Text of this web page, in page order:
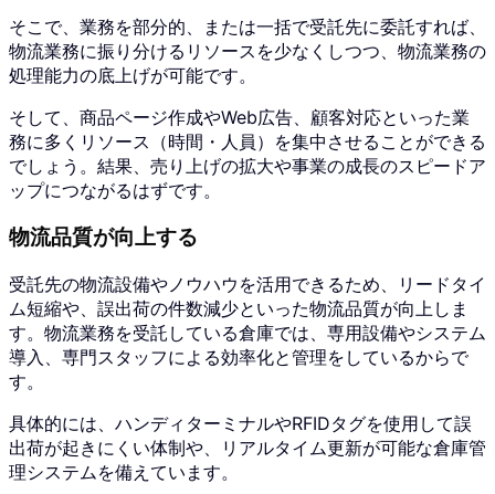
そこで、業務を部分的、または一括で受託先に委託すれば、
物流業務に振り分けるリソースを少なくしつつ、物流業務の
処理能力の底上げが可能です。
そして、商品ページ作成やWeb広告、顧客対応といった業
務に多くリソース（時間・人員）を集中させることができる
でしょう。結果、売り上げの拡大や事業の成長のスピードア
ップにつながるはずです。
物流品質が向上する
受託先の物流設備やノウハウを活用できるため、リードタイ
ム短縮や、誤出荷の件数減少といった物流品質が向上しま
す。物流業務を受託している倉庫では、専用設備やシステム
導入、専門スタッフによる効率化と管理をしているからで
す。
具体的には、ハンディターミナルやRFIDタグを使用して誤
出荷が起きにくい体制や、リアルタイム更新が可能な倉庫管
理システムを備えています。